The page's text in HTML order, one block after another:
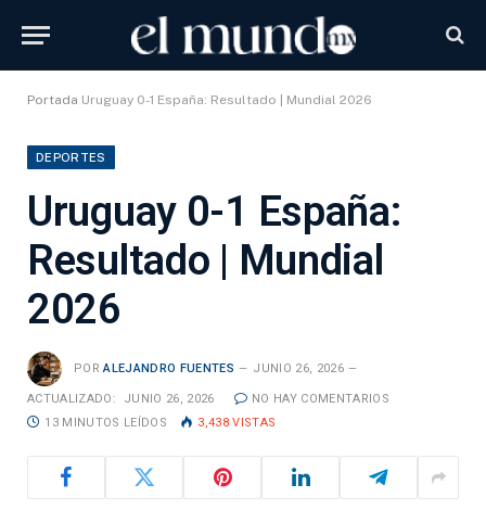
Portada Uruguay 0-1 España: Resultado | Mundial 2026
DEPORTES
Uruguay 0-1 España:
Resultado | Mundial
2026
POR ALEJANDRO FUENTES JUNIO 26, 2026
ACTUALIZADO: JUNIO 26, 2026
NO HAY COMENTARIOS
13 MINUTOS LEÍDOS
3,438VISTAS